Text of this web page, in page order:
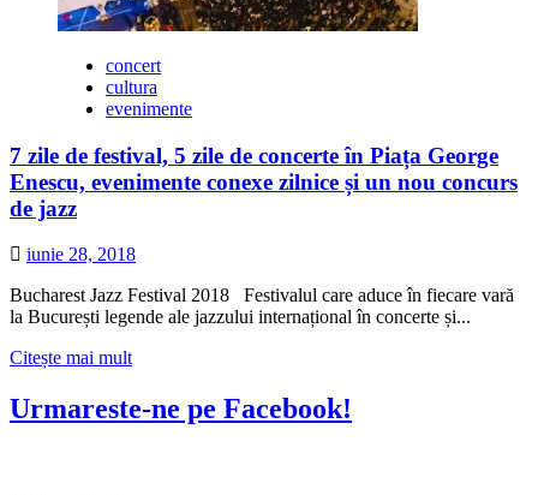
concert
cultura
evenimente
7 zile de festival, 5 zile de concerte în Piața George
Enescu, evenimente conexe zilnice și un nou concurs
de jazz
iunie 28, 2018
Bucharest Jazz Festival 2018 Festivalul care aduce în fiecare vară
la București legende ale jazzului internațional în concerte și...
Citește mai multCitește
despre
Urmareste-ne pe Facebook!